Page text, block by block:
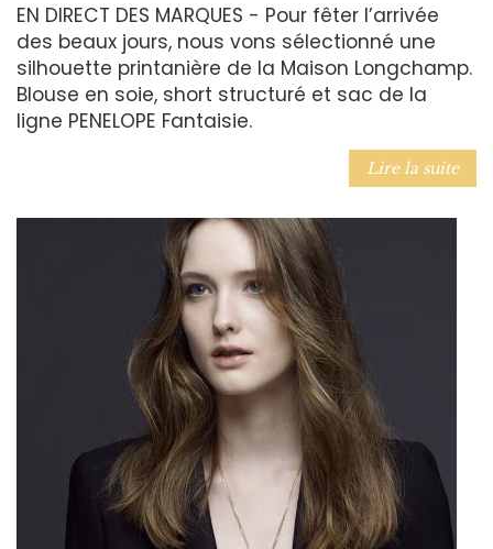
EN DIRECT DES MARQUES - Pour fêter l’arrivée
des beaux jours, nous vons sélectionné une
silhouette printanière de la Maison Longchamp.
Blouse en soie, short structuré et sac de la
ligne PENELOPE Fantaisie.
Lire la suite